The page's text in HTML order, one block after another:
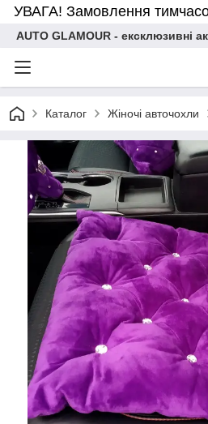
УВАГА! Замовлення
AUTO GLAMOUR - ексклюзивні
Каталог Жіночі авточохли